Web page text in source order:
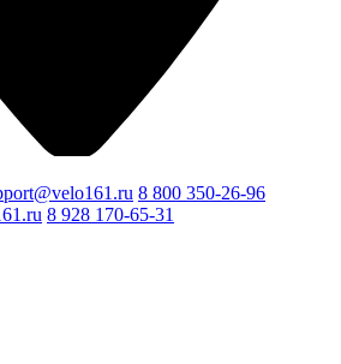
8 800 350-26-96
8 928 170-65-31